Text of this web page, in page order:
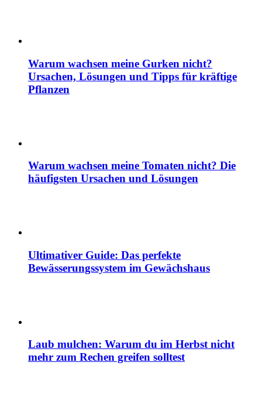
Warum wachsen meine Gurken nicht?
Ursachen, Lösungen und Tipps für kräftige
Pflanzen
Warum wachsen meine Tomaten nicht? Die
häufigsten Ursachen und Lösungen
Ultimativer Guide: Das perfekte
Bewässerungssystem im Gewächshaus
Laub mulchen: Warum du im Herbst nicht
mehr zum Rechen greifen solltest